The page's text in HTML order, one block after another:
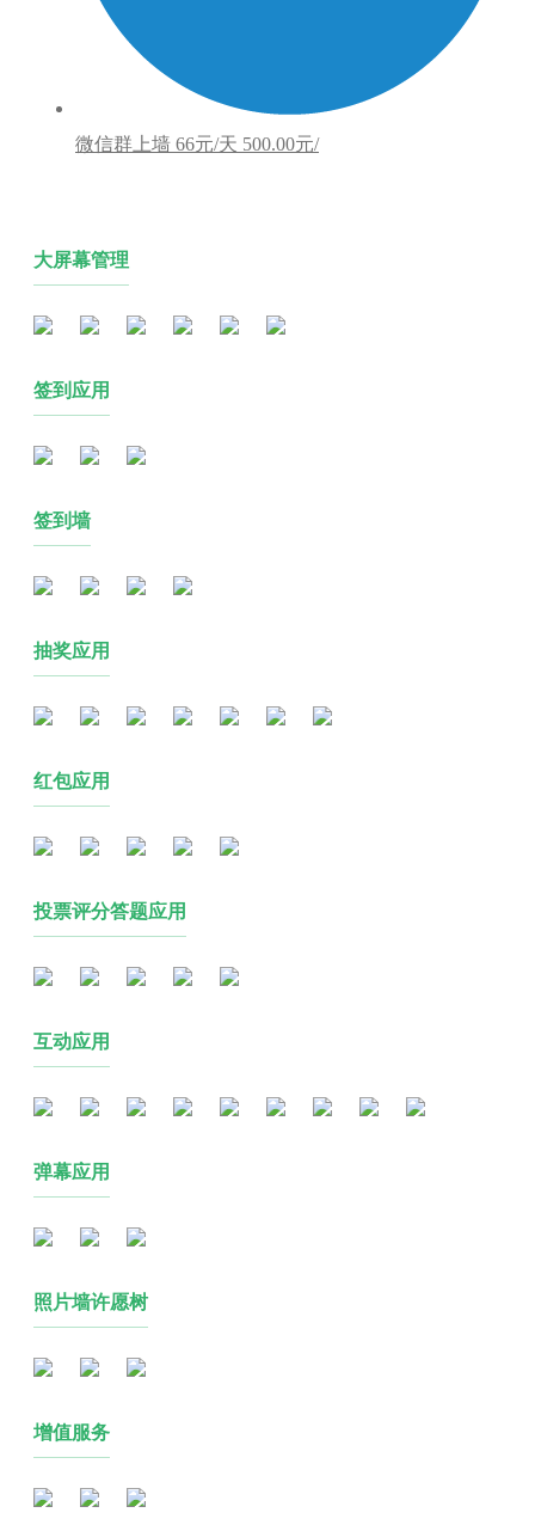
微信群上墙 66元/天 500.00元/
大屏幕管理
签到应用
签到墙
抽奖应用
红包应用
投票评分答题应用
互动应用
弹幕应用
照片墙许愿树
增值服务